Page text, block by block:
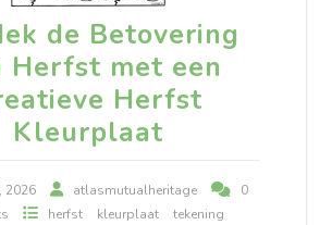
de Betovering
Herfst met een
Herfst
Kleurplaat
2026 atlasmutualheritage
0
herfst kleurplaat tekening